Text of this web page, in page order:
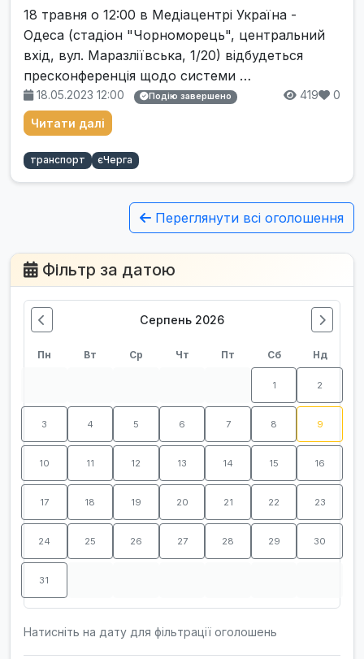
18 травня о 12:00 в Медіацентрі Україна -
Одеса (стадіон "Чорноморець", центральний
вхід, вул. Маразліївська, 1/20) відбудеться
пресконференція щодо системи …
18.05.2023 12:00 Подію завершено 419 0
Читати далі
транспорт єЧерга
Переглянути всі оголошення
Фільтр за датою
Серпень 2026
Пн Вт Ср Чт Пт Сб Нд
1 2
3 4 5 6 7 8 9
10 11 12 13 14 15 16
17 18 19 20 21 22 23
24 25 26 27 28 29 30
31
Натисніть на дату для фільтрації оголошень